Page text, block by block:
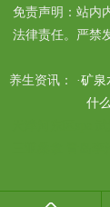
免责声明：站内
法律责任。严禁
养生资讯： ·矿泉
什